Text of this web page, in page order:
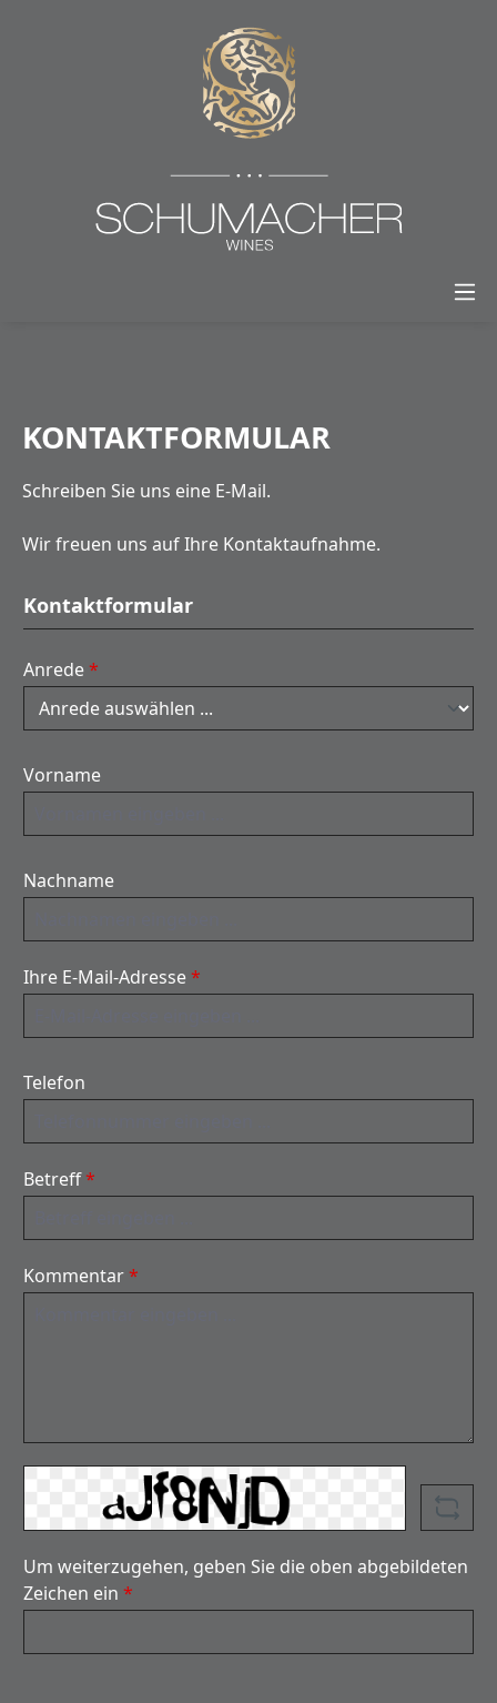
KONTAKTFORMULAR
Schreiben Sie uns eine E-Mail.
Wir freuen uns auf Ihre Kontaktaufnahme.
Kontaktformular
Anrede*
Vorname
Nachname
Ihre E-Mail-Adresse*
Telefon
Betreff*
Kommentar*
Um weiterzugehen, geben Sie die oben abgebildeten
Zeichen ein *